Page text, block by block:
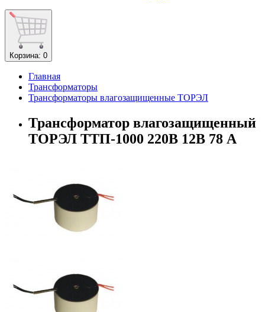
Корзина: 0
Главная
Трансформаторы
Трансформаторы влагозащищенные ТОРЭЛ
Трансформатор влагозащищенный
ТОРЭЛ ТТП-1000 220В 12В 78 А